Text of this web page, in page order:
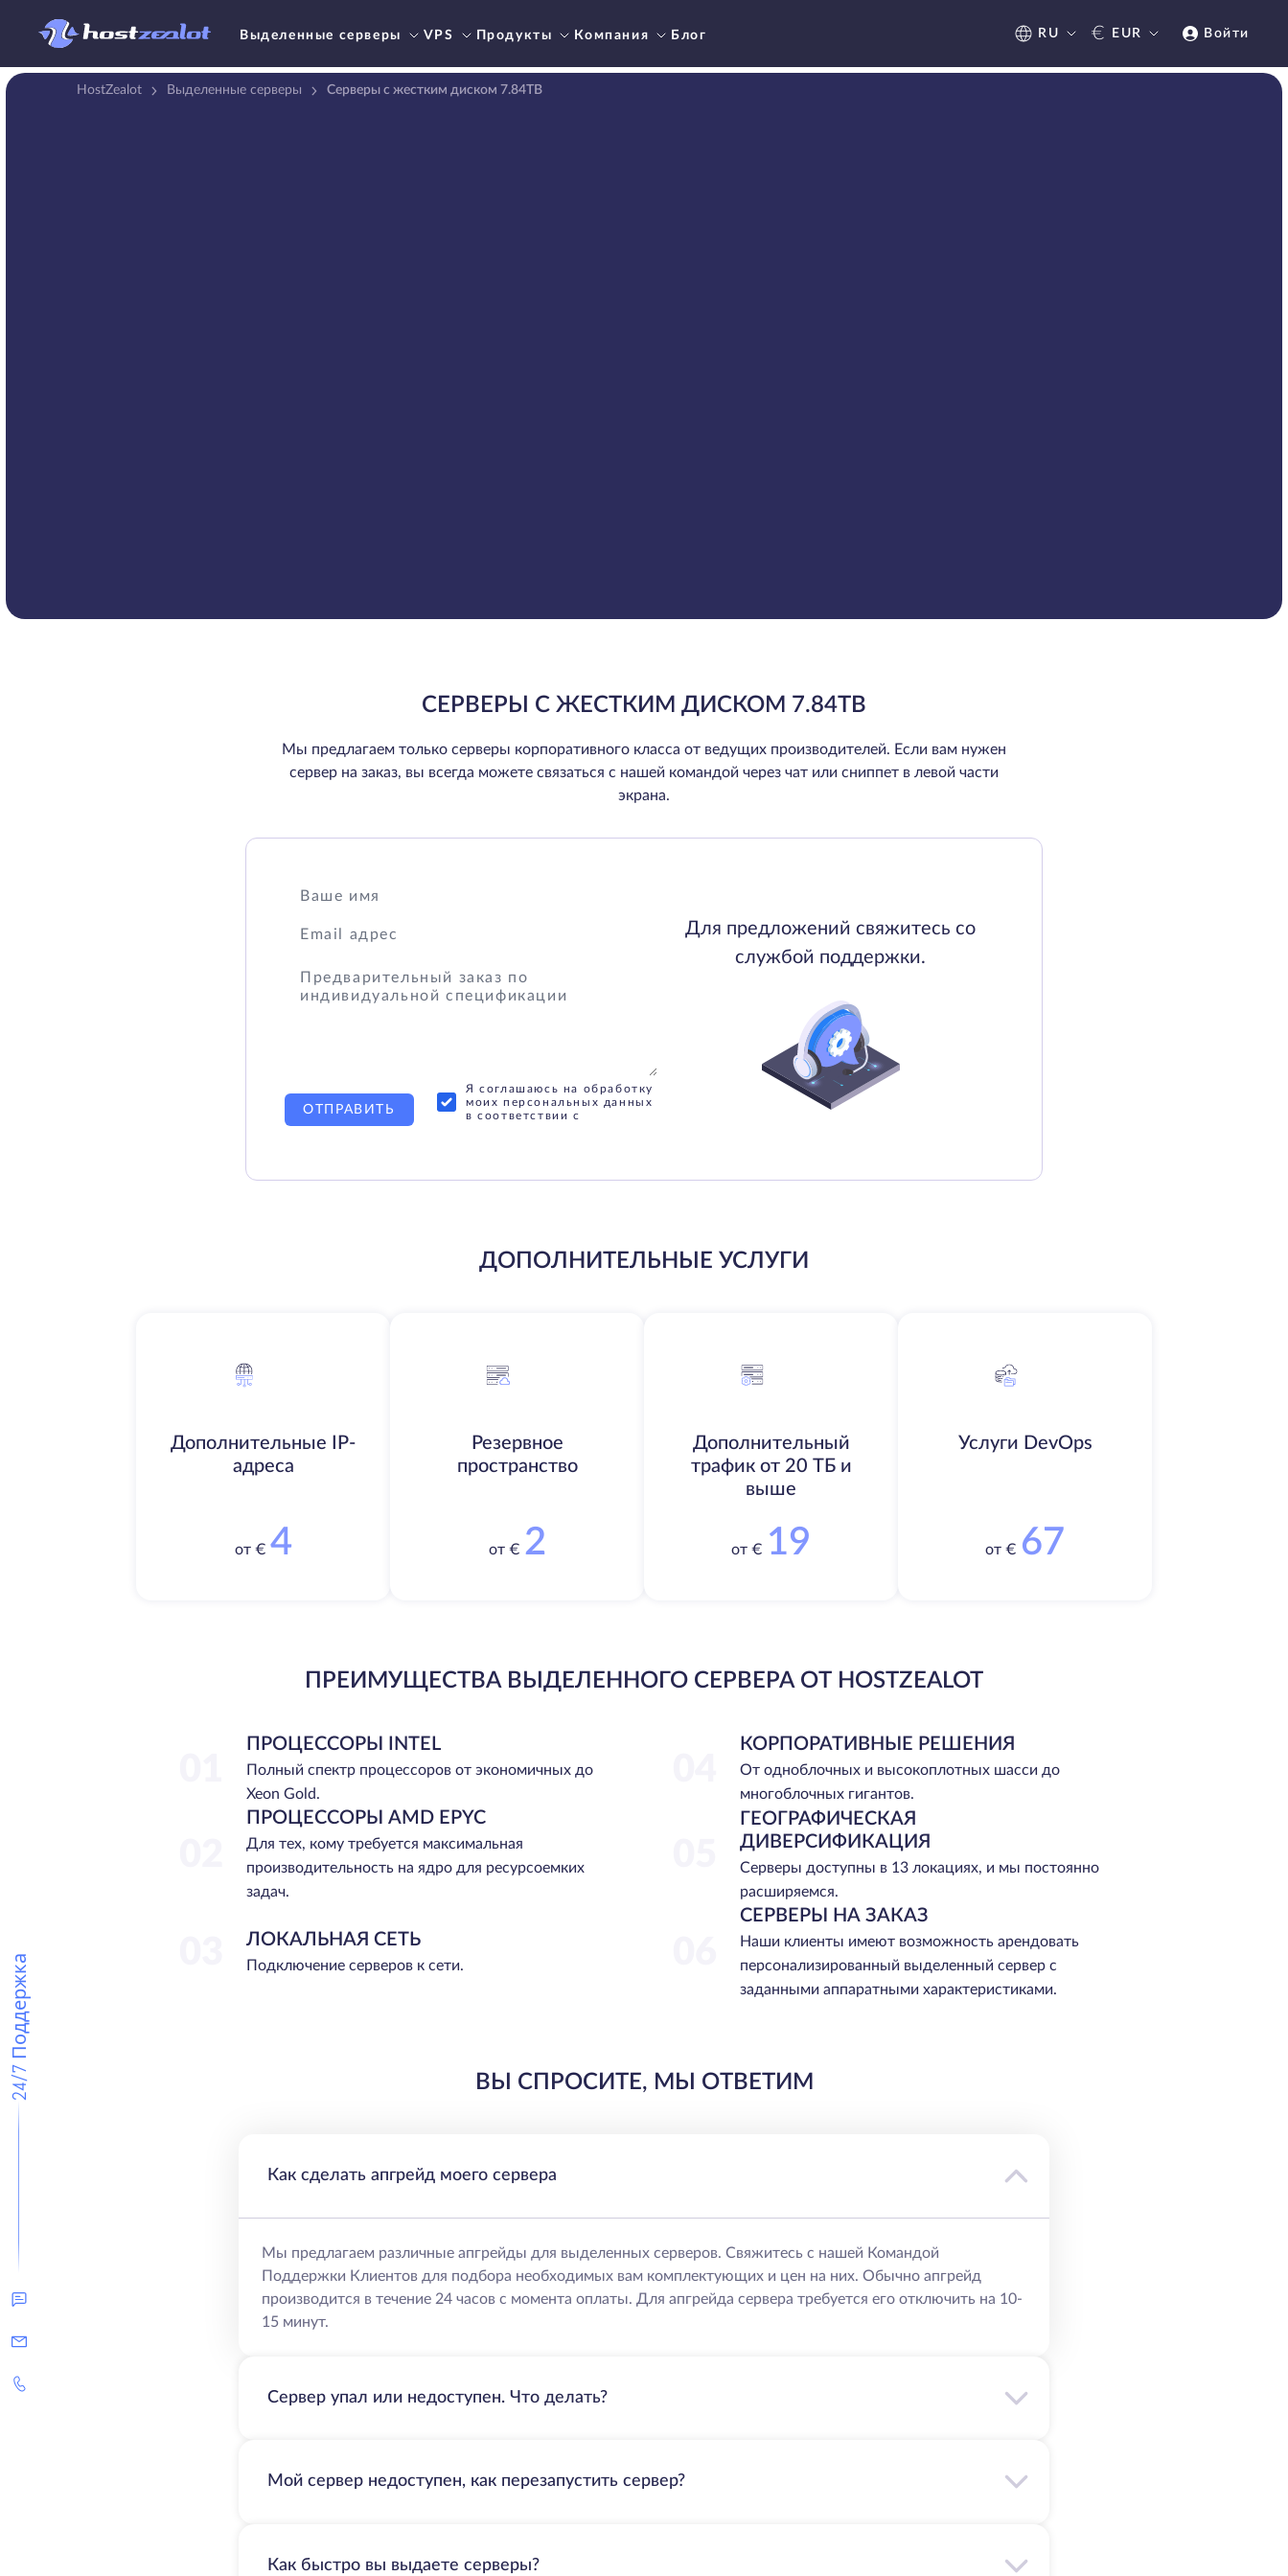
Выделенные серверы VPS Продукты Компания Блог RU € EUR Войти
24/7 Поддержка
HostZealot Выделенные серверы Серверы с жестким диском 7.84TB
СЕРВЕРЫ С ЖЕСТКИМ ДИСКОМ 7.84TB
Мы предлагаем только серверы корпоративного класса от ведущих производителей. Если вам нужен
сервер на заказ, вы всегда можете связаться с нашей командой через чат или сниппет в левой части
экрана.
Я соглашаюсь на обработку
моих персональных данных
в соответствии с
ОТПРАВИТЬ
Для предложений свяжитесь со
службой поддержки.
ДОПОЛНИТЕЛЬНЫЕ УСЛУГИ
Дополнительные IP-
адреса
от € 4
Резервное
пространство
от € 2
Дополнительный
трафик от 20 ТБ и
выше
от € 19
Услуги DevOps
от € 67
ПРЕИМУЩЕСТВА ВЫДЕЛЕННОГО СЕРВЕРА ОТ HOSTZEALOT
ПРОЦЕССОРЫ INTEL
Полный спектр процессоров от экономичных до
Xeon Gold.
КОРПОРАТИВНЫЕ РЕШЕНИЯ
От одноблочных и высокоплотных шасси до
многоблочных гигантов.
ПРОЦЕССОРЫ AMD EPYC
Для тех, кому требуется максимальная
производительность на ядро для ресурсоемких
задач.
ГЕОГРАФИЧЕСКАЯ
ДИВЕРСИФИКАЦИЯ
Серверы доступны в 13 локациях, и мы постоянно
расширяемся.
ЛОКАЛЬНАЯ СЕТЬ
Подключение серверов к сети.
СЕРВЕРЫ НА ЗАКАЗ
Наши клиенты имеют возможность арендовать
персонализированный выделенный сервер с
заданными аппаратными характеристиками.
ВЫ СПРОСИТЕ, МЫ ОТВЕТИМ
Как сделать апгрейд моего сервера
Мы предлагаем различные апгрейды для выделенных серверов. Свяжитесь с нашей Командой
Поддержки Клиентов для подбора необходимых вам комплектующих и цен на них. Обычно апгрейд
производится в течение 24 часов с момента оплаты. Для апгрейда сервера требуется его отключить на 10-
15 минут.
Сервер упал или недоступен. Что делать?
Мой сервер недоступен, как перезапустить сервер?
Как быстро вы выдаете серверы?